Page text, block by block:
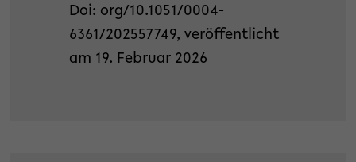
Doi: org/10.1051/0004-
6361/202557749, veröffentlicht
am 19. Februar 2026